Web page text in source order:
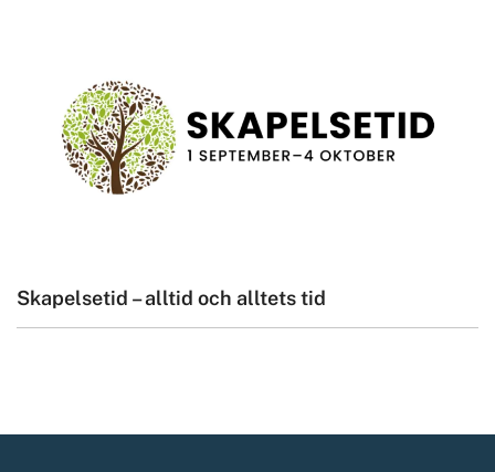
Skapelsetid – alltid och alltets tid